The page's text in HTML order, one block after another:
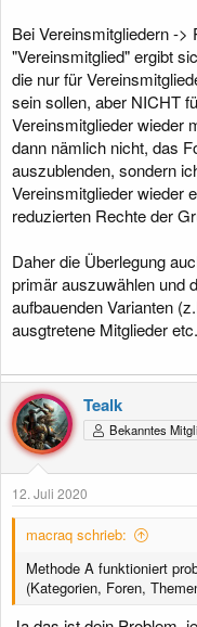
Bei Vereinsmitgliedern -
"Vereinsmitglied" ergibt
die nur für
sein sollen, aber NICHT
Vereinsmitglieder wieder
dann nämlich nicht, das
auszublenden, sondern
Vereinsmitglieder wieder
reduzierten Rechte der
Daher die Überlegung
primär auszuwählen und
aufbauenden Varianten
ausgtretene Mitglieder
Tealk
Bekanntes
12. Juli 2020
macraq schrieb:
Methode A funktioniert
(Kategorien, Foren,